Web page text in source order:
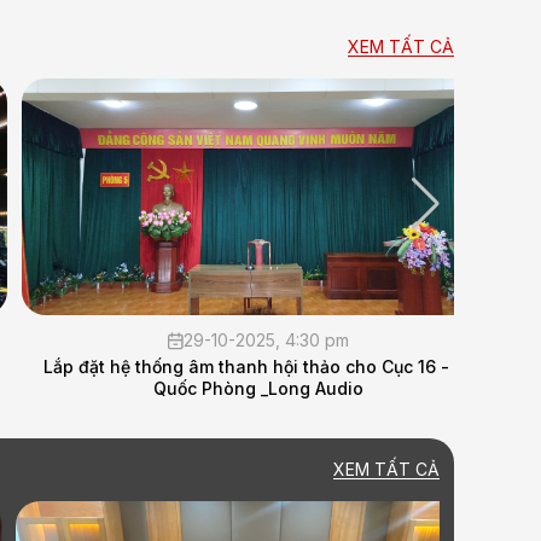
XEM TẤT CẢ
29-10-2025, 4:30 pm
Lắp đặt hệ thống âm thanh hội thảo cho Cục 16 - Bộ
Quốc Phòng _Long Audio
XEM TẤT CẢ